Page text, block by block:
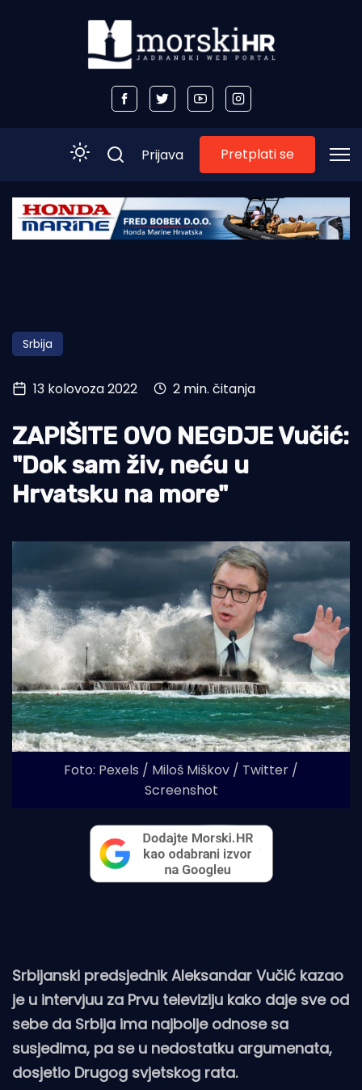
Početna
Obala
Otoci
Turizam i nautika
Pomorstvo
Ribolov
Ekologija
Prijava Pretplati se
Srbija
13 kolovoza 2022 2 min. čitanja
ZAPIŠITE OVO NEGDJE Vučić:
"Dok sam živ, neću u
Hrvatsku na more"
Foto: Pexels / Miloš Miškov / Twitter /
Screenshot
Srbijanski predsjednik Aleksandar Vučić kazao
je u intervjuu za Prvu televiziju kako daje sve od
sebe da Srbija ima najbolje odnose sa
susjedima, pa se u nedostatku argumenata,
dosjetio Drugog svjetskog rata.